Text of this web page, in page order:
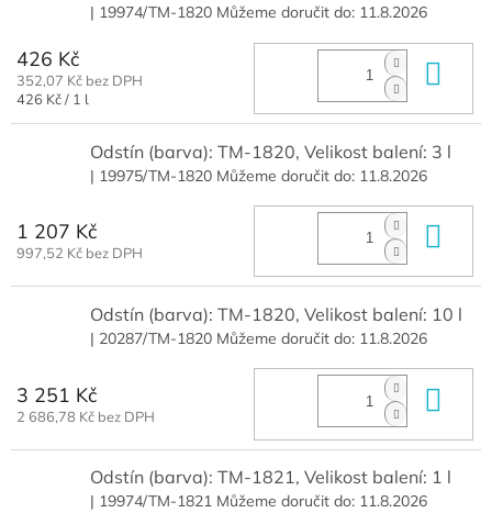
| 19974/TM-1820 Můžeme doručit do: 11.8.2026
426 Kč
352,07 Kč bez DPH
Měrná
426 Kč / 1 l
Odstín (barva): TM-1820, Velikost balení: 3 l
| 19975/TM-1820 Můžeme doručit do: 11.8.2026
1 207 Kč
997,52 Kč bez DPH
Odstín (barva): TM-1820, Velikost balení: 10 l
| 20287/TM-1820 Můžeme doručit do: 11.8.2026
3 251 Kč
2 686,78 Kč bez DPH
Odstín (barva): TM-1821, Velikost balení: 1 l
| 19974/TM-1821 Můžeme doručit do: 11.8.2026